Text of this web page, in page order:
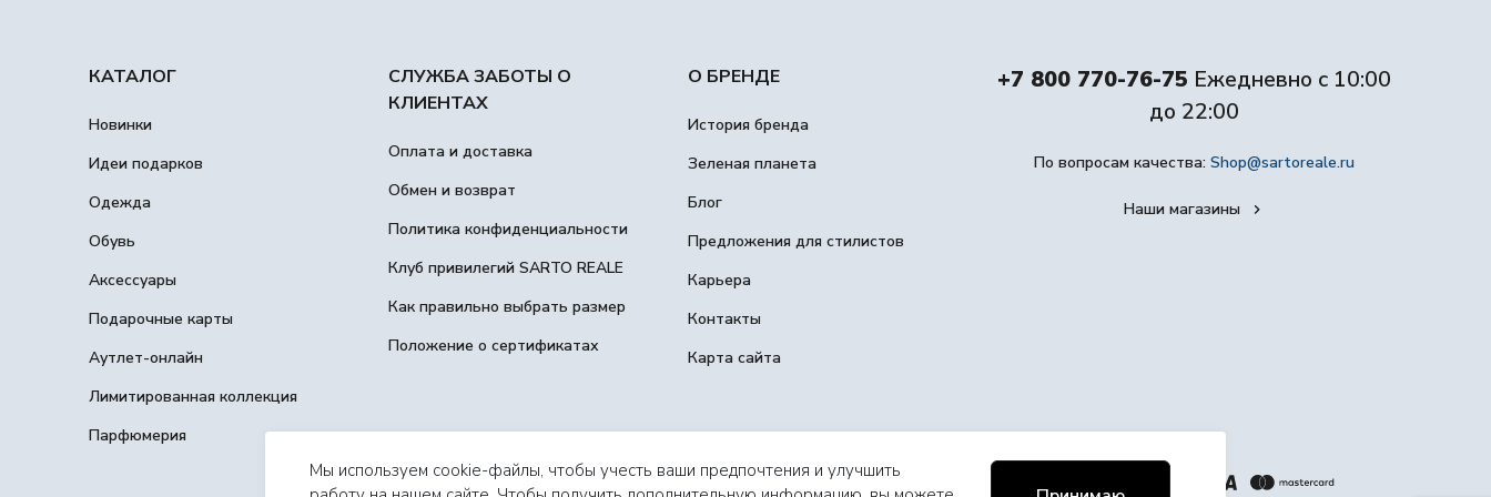
Мы используем cookie-файлы, чтобы учесть ваши предпочтения и улучшить
КАТАЛОГ
Новинки
Идеи подарков
Одежда
Обувь
Аксессуары
Подарочные карты
Аутлет-онлайн
Лимитированная коллекция
Парфюмерия
СЛУЖБА ЗАБОТЫ О
КЛИЕНТАХ
Оплата и доставка
Обмен и возврат
Политика конфиденциальности
Клуб привилегий SARTO REALE
Как правильно выбрать размер
Положение о сертификатах
О БРЕНДЕ
История бренда
Зеленая планета
Блог
Предложения для стилистов
Карьера
Контакты
Карта сайта
+7 800 770-76-75 Ежедневно с 10:00
до 22:00
По вопросам качества:Shop@sartoreale.ru
Наши магазины